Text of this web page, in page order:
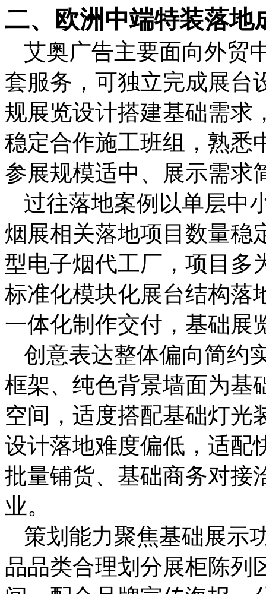
二、欧洲中端特装落地
艾奥广告主要面向外贸
套服务，可独立完成展台
规展览设计搭建基础需求
稳定合作施工班组，熟悉
参展规模适中、展示需求
过往落地案例以单层中
烟展相关落地项目数量稳
型电子烟代工厂，项目多
标准化模块化展台结构落
一体化制作交付，基础展
创意表达整体偏向简约
框架、纯色背景墙面为基
空间，适度搭配基础灯光
设计落地难度偏低，适配
批量铺货、基础商务对接
业。
策划能力聚焦基础展示
品品类合理划分展柜陈列